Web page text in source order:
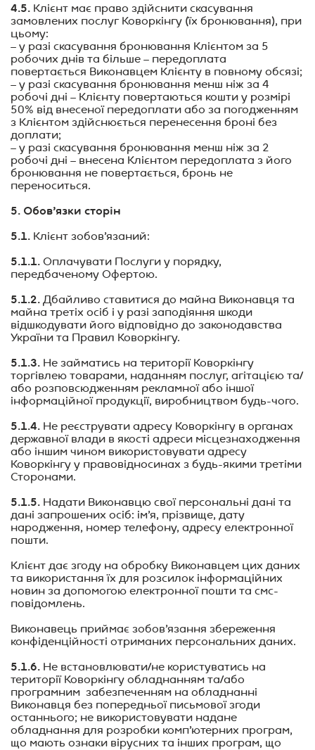
4.5. Клієнт має право здійснити скасування
замовлених послуг Коворкінгу (їх бронювання), при
цьому:
– у разі скасування бронювання Клієнтом за 5
робочих днів та більше – передоплата
повертається Виконавцем Клієнту в повному обсязі;
– у разі скасування бронювання менш ніж за 4
робочі дні – Клієнту повертаються кошти у розмірі
50% від внесеної передоплати або за погодженням
з Клієнтом здійснюється перенесення броні без
доплати;
– у разі скасування бронювання менш ніж за 2
робочі дні – внесена Клієнтом передоплата з його
бронювання не повертається, бронь не
переноситься.
5. Обов’язки сторін
5.1. Клієнт зобов’язаний:
5.1.1. Оплачувати Послуги у порядку,
передбаченому Офертою.
5.1.2. Дбайливо ставитися до майна Виконавця та
майна третіх осіб і у разі заподіяння шкоди
відшкодувати його відповідно до законодавства
України та Правил Коворкінгу.
5.1.3. Не займатись на території Коворкінгу
торгівлею товарами, наданням послуг, агітацією та/
або розповсюдженням рекламної або іншої
інформаційної продукції, виробництвом будь-чого.
5.1.4. Не реєструвати адресу Коворкінгу в органах
державної влади в якості адреси місцезнаходження
або іншим чином використовувати адресу
Коворкінгу у правовідносинах з будь-якими третіми
Сторонами.
5.1.5. Надати Виконавцю свої персональні дані та
дані запрошених осіб: ім’я, прізвище, дату
народження, номер телефону, адресу електронної
пошти.
Клієнт дає згоду на обробку Виконавцем цих даних
та використання їх для розсилок інформаційних
новин за допомогою електронної пошти та смс-
повідомлень.
Виконавець приймає зобов’язання збереження
конфіденційності отриманих персональних даних.
5.1.6. Не встановлювати/не користуватись на
території Коворкінгу обладнанням та/або
програмним забезпеченням на обладнанні
Виконавця без попередньої письмової згоди
останнього; не використовувати надане
обладнання для розробки комп’ютерних програм,
що мають ознаки вірусних та інших програм, що